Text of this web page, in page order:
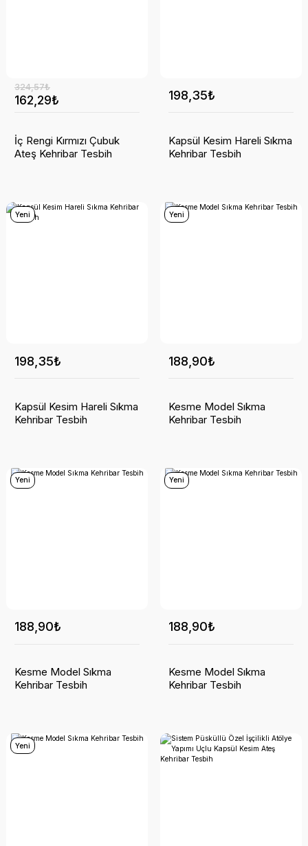
162,29₺
324,57₺
İç Rengi Kırmızı Çubuk
Ateş Kehribar Tesbih
198,35₺
Kapsül Kesim Hareli Sıkma
Kehribar Tesbih
Yeni
198,35₺
Kapsül Kesim Hareli Sıkma
Kehribar Tesbih
Yeni
188,90₺
Kesme Model Sıkma
Kehribar Tesbih
Yeni
188,90₺
Kesme Model Sıkma
Kehribar Tesbih
Yeni
188,90₺
Kesme Model Sıkma
Kehribar Tesbih
Yeni